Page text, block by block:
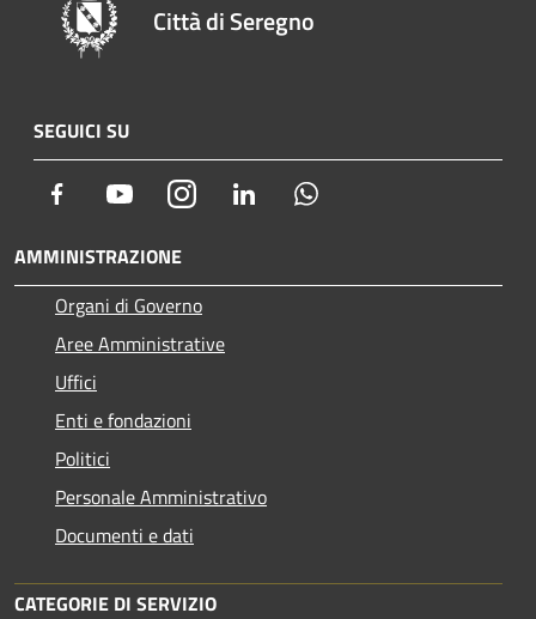
Città di Seregno
SEGUICI SU
Facebook YoutubeInstagram LinkedIn
AMMINISTRAZIONE
Organi di Governo
Aree Amministrative
Uffici
Enti e fondazioni
Politici
Personale Amministrativo
Documenti e dati
CATEGORIE DI SERVIZIO